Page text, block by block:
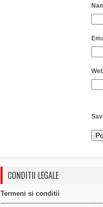
CONDITII LEGALE
Termeni si conditii